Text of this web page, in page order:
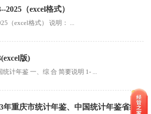
2025（excel格式）
（excel格式） 说明： ...
版)
计年鉴 一、综 合 简要说明 1- ...
年重庆市统计年鉴、中国统计年鉴省级